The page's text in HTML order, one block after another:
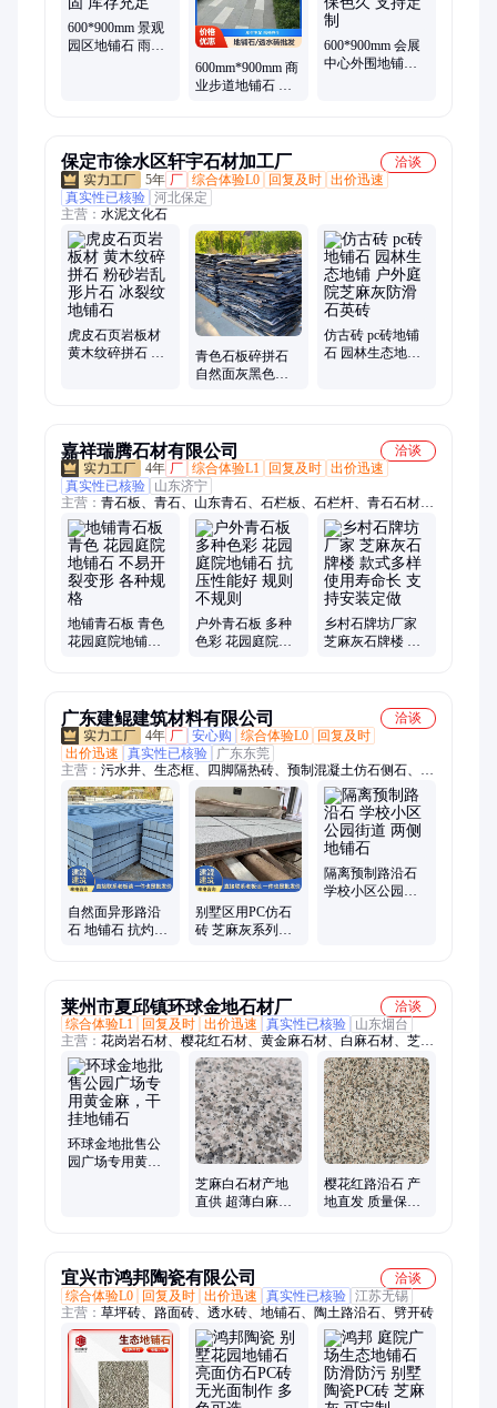
600*900mm 景观
园区地铺石 雨天
600mm*900mm 商
业步道地铺石 纹
600*900mm 会展
中心外围地铺石
保定市徐水区轩宇石材加工厂
洽谈
5年 厂 综合体验L0 回复及时 出价迅速
真实性已核验 河北保定
主营： 水泥文化石
虎皮石页岩板材
黄木纹碎拼石 粉
青色石板碎拼石
自然面灰黑色片
仿古砖 pc砖地铺
石 园林生态地铺
嘉祥瑞腾石材有限公司
洽谈
4年 厂 综合体验L1 回复及时 出价迅速
真实性已核验
山东济宁
主营： 青石板、青石、山东青石、石栏板、石栏杆、青石石材、
青石板材、路沿石、山东青石板、青石砖、青石地砖、石材护
栏、青石墙砖、青石条石、雕刻栏杆
地铺青石板 青色
花园庭院地铺石
户外青石板 多种
色彩 花园庭院地
乡村石牌坊厂家
芝麻灰石牌楼 款
广东建鲲建筑材料有限公司
洽谈
4年 厂 安心购 综合体验L0
回复及时
出价迅速
真实性已核验
广东东莞
主营： 污水井、生态框、四脚隔热砖、预制混凝土仿石侧石、五
脚隔热砖、方形检查井、楼顶隔热砖、非开挖顶管、阳台隔热
板、混凝土检查井、水泥泡沫隔热砖、透水砖、植草砖、电力盖
板、仿木栏杆
自然面异形路沿
石 地铺石 抗灼伤
别墅区用PC仿石
砖 芝麻灰系列地
隔离预制路沿石
学校小区公园街
莱州市夏邱镇环球金地石材厂
洽谈
综合体验L1
回复及时 出价迅速 真实性已核验
山东烟台
主营： 花岗岩石材、樱花红石材、黄金麻石材、白麻石材、芝麻
灰石材、芝麻白石材、莱州石材、黄金麻地铺、黄金麻干挂
环球金地批售公
园广场专用黄金
芝麻白石材产地
直供 超薄白麻复
樱花红路沿石 产
地直发 质量保障
宜兴市鸿邦陶瓷有限公司
洽谈
综合体验L0
回复及时 出价迅速 真实性已核验 江苏无锡
主营： 草坪砖、路面砖、透水砖、地铺石、陶土路沿石、劈开砖